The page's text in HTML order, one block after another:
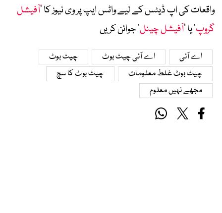
واقعات کی اپ ڈیٹس کے لیے واٹس ایپ پر وی نیوز کا ’آفیشل
گروپ‘ یا ’آفیشل چینل‘ جوائن کریں
اے آئی اے آئی چیٹ بوٹ
چیٹ بوٹ
چیٹ بوٹ غلط معلومات
چیٹ بوٹ کا سچ
مجھے نہیں معلوم